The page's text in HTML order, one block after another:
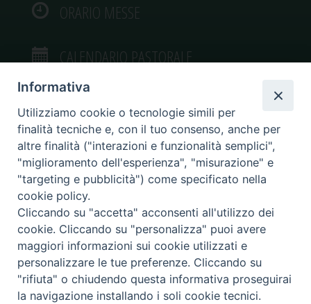
ORARIO MESSE
CALENDARIO PASTORALE
VIDEOGALLERY
PHOTOGALLERY
Diocesi di Caltagirone
Piazza San Francesco d’Assisi, 9 – tel. 0933.34186 – fax 0933.820590 e-mail:
comunicazionisociali@diocesidicaltagirone.it
Informativa
Utilizziamo cookie o tecnologie simili per
finalità tecniche e, con il tuo consenso, anche per
altre finalità ("interazioni e funzionalità semplici",
"miglioramento dell'esperienza", "misurazione" e
"targeting e pubblicità") come specificato nella
cookie policy.
Cliccando su "accetta" acconsenti all'utilizzo dei
cookie. Cliccando su "personalizza" puoi avere
maggiori informazioni sui cookie utilizzati e
personalizzare le tue preferenze. Cliccando su
"rifiuta" o chiudendo questa informativa proseguirai
la navigazione installando i soli cookie tecnici.